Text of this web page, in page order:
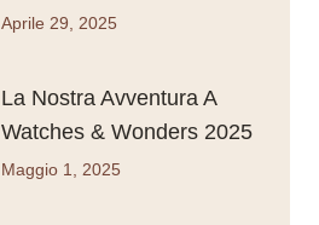
Aprile 29, 2025
La Nostra Avventura A
Watches & Wonders 2025
Maggio 1, 2025